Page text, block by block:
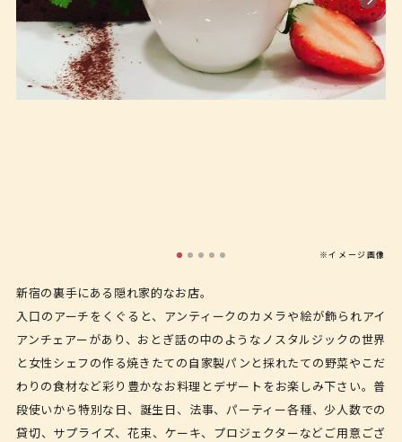
※イメージ画像
新宿の裏手にある隠れ家的なお店。
入口のアーチをくぐると、アンティークのカメラや絵が飾られアイ
アンチェアーがあり、おとぎ話の中のようなノスタルジックの世界
と女性シェフの作る焼きたての自家製パンと採れたての野菜やこだ
わりの食材など彩り豊かなお料理とデザートをお楽しみ下さい。普
段使いから特別な日、誕生日、法事、パーティー各種、少人数での
貸切、サプライズ、花束、ケーキ、プロジェクターなどご用意ござ